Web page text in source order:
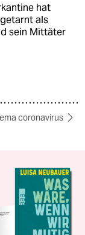
hat
als
sein Mittäter
coronavirus